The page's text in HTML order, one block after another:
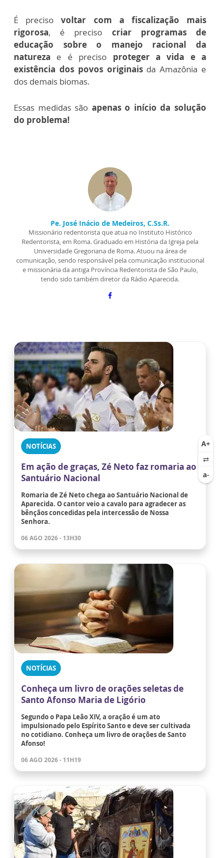
É precisovoltar com a fiscalização mais
rigorosa, é preciso criar programas de
educação sobre o manejo racional da
natureza e é preciso proteger a vida e a
existência dos povos originaisda Amazônia e
dos demais biomas.
Essas medidas são apenas o início da solução
do problema!
Pe. José Inácio de Medeiros, C.Ss.R.
Missionário redentorista que atua no Instituto Histórico
Redentorista, em Roma. Graduado em História da Igreja pela
Universidade Gregoriana de Roma. Atuou na área de
comunicação, sendo responsável pela comunicação institucional
e missionária da antiga Província Redentorista de São Paulo,
tendo sido também diretor da Rádio Aparecida.
NOTÍCIAS
Em ação de graças, Zé Neto faz romaria ao
Santuário Nacional
Romaria de Zé Neto chega ao Santuário Nacional de
Aparecida. O cantor veio a cavalo para agradecer as
bênçãos concedidas pela intercessão de Nossa
Senhora.
06 AGO 2026 - 13H30
NOTÍCIAS
Conheça um livro de orações seletas de
Santo Afonso Maria de Ligório
Segundo o Papa Leão XIV, a oração é um ato
impulsionado pelo Espírito Santo e deve ser cultivada
no cotidiano. Conheça um livro de orações de Santo
Afonso!
06 AGO 2026 - 11H19